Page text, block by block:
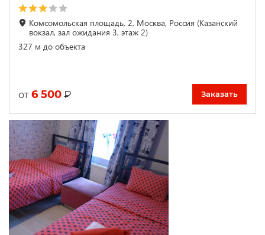
Комсомольская площадь, 2, Москва, Россия (Казанский
вокзал, зал ожидания 3, этаж 2)
327 м до объекта
от 6 500 ₽ Заказать